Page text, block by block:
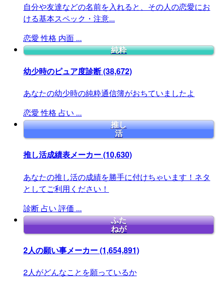
自分や友達などの名前を入れると、その人の恋愛にお
ける基本スペック・注意...
恋愛 性格 内面 ...
純粋
幼少時のピュア度診断(38,672)
あなたの幼少時の純粋通信簿がおちていましたよ
恋愛 性格 占い ...
推し
活
推し活成績表メーカー(10,630)
あなたの推し活の成績を勝手に付けちゃいます！ネタ
としてご利用ください！
診断 占い 評価 ...
ふた
ねが
2人の願い事メーカー(1,654,891)
2人がどんなことを願っているか